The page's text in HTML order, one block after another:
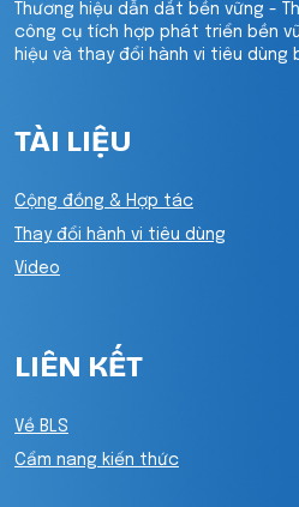
Thương hiệu dẫn dắt bền vững -
công cụ tích hợp phát triển bền
hiệu và thay đổi hành vi tiêu dùng
TÀI LIỆU
Cộng đồng & Hợp tác
Thay đổi hành vi tiêu dùng
Video
LIÊN KẾT
Về BLS
Cẩm nang kiến thức